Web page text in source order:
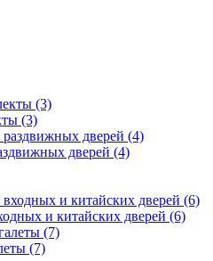
(3)
дверей (4)
и китайских дверей (6)
(7)